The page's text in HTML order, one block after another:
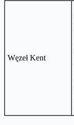
Węzeł Kent